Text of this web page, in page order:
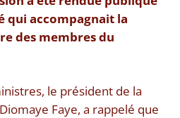
qui accompagnait la
des membres du
le président de la
Faye, a rappelé que